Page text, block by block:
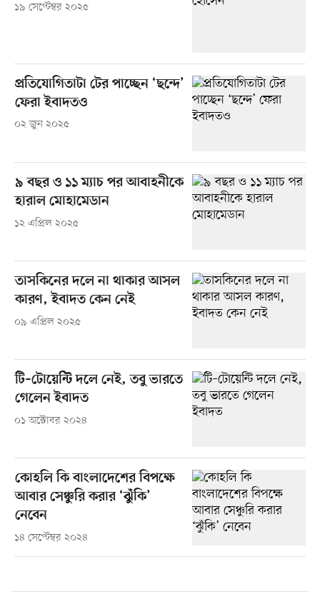
১৯ সেপ্টেম্বর ২০২৫
প্রতিযোগিতাটা টের পাচ্ছেন ‘ছন্দে’
ফেরা ইবাদতও
০২ জুন ২০২৫
৯ বছর ও ১১ ম্যাচ পর আবাহনীকে
হারাল মোহামেডান
১২ এপ্রিল ২০২৫
তাসকিনের দলে না থাকার আসল
কারণ, ইবাদত কেন নেই
০৯ এপ্রিল ২০২৫
টি–টোয়েন্টি দলে নেই, তবু ভারতে
গেলেন ইবাদত
০১ অক্টোবর ২০২৪
কোহলি কি বাংলাদেশের বিপক্ষে
আবার সেঞ্চুরি করার ‘ঝুঁকি’
নেবেন
১৪ সেপ্টেম্বর ২০২৪